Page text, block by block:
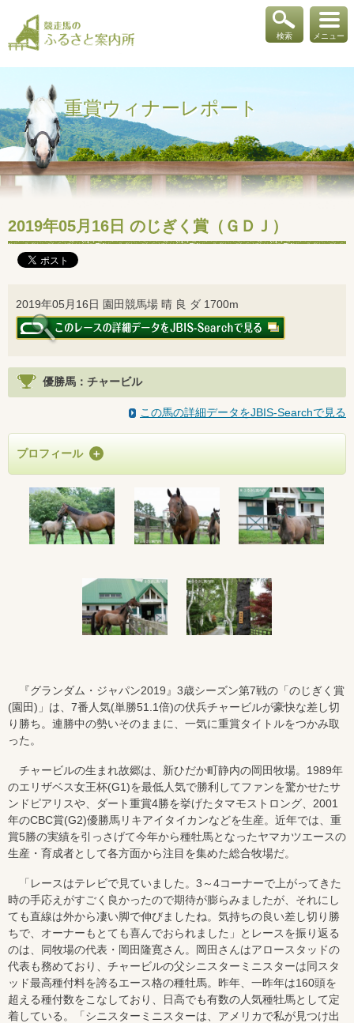
メニュー
検索
重賞ウィナーレポート
2019年05月16日 のじぎく賞（ＧＤＪ）
2019年05月16日 園田競馬場 晴 良 ダ 1700m
優勝馬：チャービル
この馬の詳細データをJBIS-Searchで見る
プロフィール
『グランダム・ジャパン2019』3歳シーズン第7戦の「のじぎく賞
(園田)」は、7番人気(単勝51.1倍)の伏兵チャービルが豪快な差し切
り勝ち。連勝中の勢いそのままに、一気に重賞タイトルをつかみ取
った。
チャービルの生まれ故郷は、新ひだか町静内の岡田牧場。1989年
のエリザベス女王杯(G1)を最低人気で勝利してファンを驚かせたサ
ンドピアリスや、ダート重賞4勝を挙げたタマモストロング、2001
年のCBC賞(G2)優勝馬リキアイタイカンなどを生産。近年では、重
賞5勝の実績を引っさげて今年から種牡馬となったヤマカツエースの
生産・育成者として各方面から注目を集めた総合牧場だ。
「レースはテレビで見ていました。3～4コーナーで上がってきた
時の手応えがすごく良かったので期待が膨らみましたが、それにし
ても直線は外から凄い脚で伸びましたね。気持ちの良い差し切り勝
ちで、オーナーもとても喜んでおられました」とレースを振り返る
のは、同牧場の代表・岡田隆寛さん。岡田さんはアロースタッドの
代表も務めており、チャービルの父シニスターミニスターは同スタ
ッド最高種付料を誇るエース格の種牡馬。昨年、一昨年は160頭を
超える種付数をこなしており、日高でも有数の人気種牡馬として定
着している。「シニスターミニスターは、アメリカで私が見つけ出